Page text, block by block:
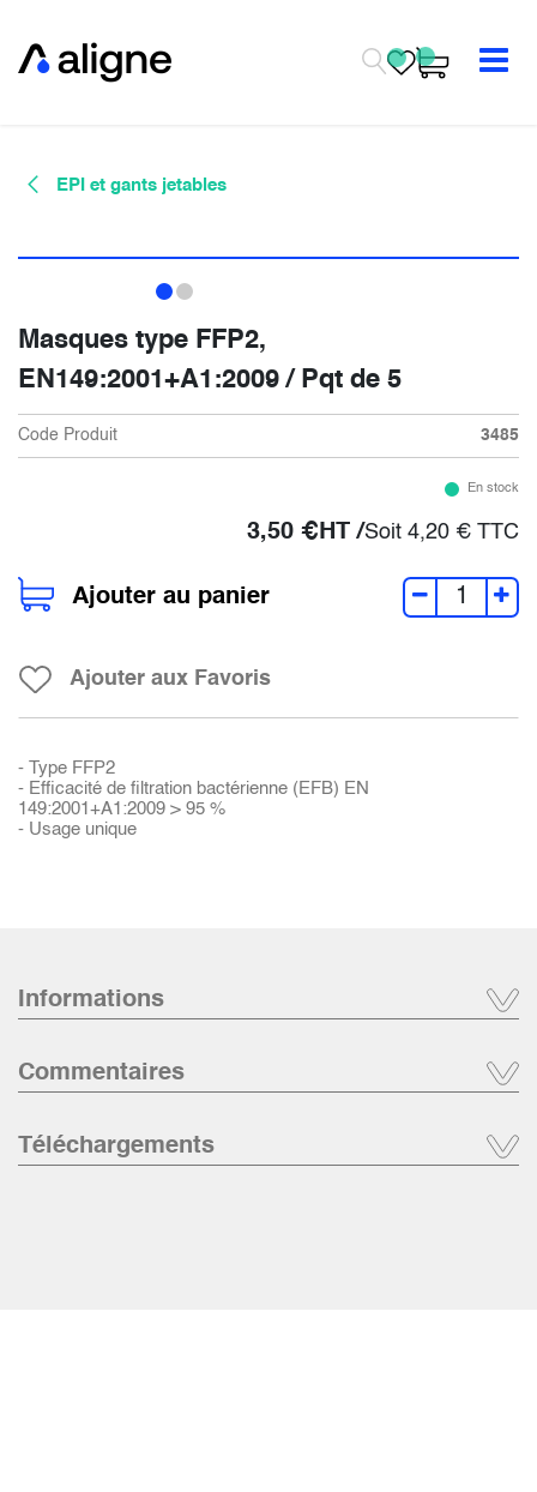
EPI et gants jetables
Masques type FFP2,
EN149:2001+A1:2009 / Pqt de 5
Code Produit 3485
En stock
3,50 €HT /Soit 4,20 € TTC
Ajouter au panier
Ajouter aux Favoris
- Type FFP2
- Efficacité de filtration bactérienne (EFB) EN
149:2001+A1:2009 > 95 %
- Usage unique
Informations
Commentaires
Téléchargements